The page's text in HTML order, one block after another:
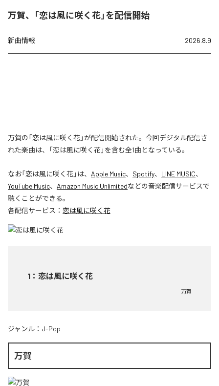
万賀、「恋は風に咲く花」を配信開始
新曲情報 2026.8.9
万賀の「恋は風に咲く花」が配信開始された。今回デジタル配信さ
れた楽曲は、「恋は風に咲く花」を含む全1曲となっている。
なお「恋は風に咲く花」は、 Apple Music、 Spotify、 LINE MUSIC、
YouTube Music、 Amazon Music Unlimitedなどの音楽配信サービスで
聴くことができる。
各配信サービス： 恋は風に咲く花
1 ： 恋は風に咲く花
万賀
ジャンル： J-Pop
万賀